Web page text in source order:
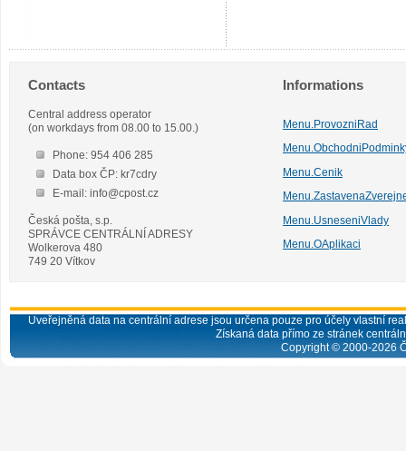
Contacts
Central address operator
(on workdays from 08.00 to 15.00.)
Phone: 954 406 285
Data box ČP: kr7cdry
E-mail: info@cpost.cz
Česká pošta, s.p.
SPRÁVCE CENTRÁLNÍ ADRESY
Wolkerova 480
749 20 Vítkov
Informations
Menu.ProvozniRad
Menu.Cenik
Menu.UsneseniVlady
Menu.OAplikaci
Uveřejněná data na centrální adrese jsou určena pouze pro účely vlastní
Získaná data přímo ze stránek
Copyright © 2000-2026